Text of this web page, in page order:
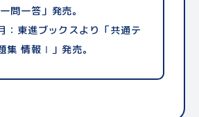
問一答」発売。
東進ブックスより「共通テ
集 情報Ⅰ」発売。